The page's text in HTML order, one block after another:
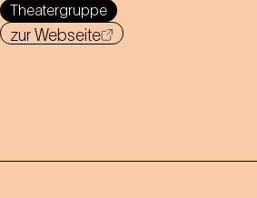
Theatergruppe
zur Webseite